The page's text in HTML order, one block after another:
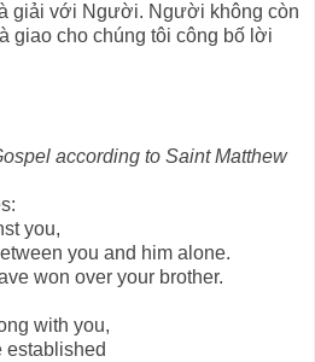
giải với Người. Người không còn
giao cho chúng tôi công bố lời
according to Saint Matthew
you,
you and him alone.
won over your brother.
with you,
established